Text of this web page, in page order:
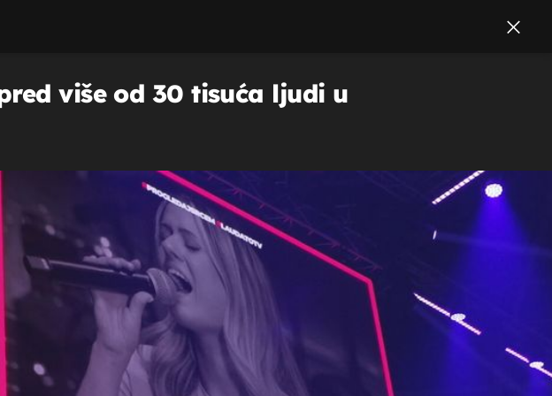
više od 30 tisuća ljudi u